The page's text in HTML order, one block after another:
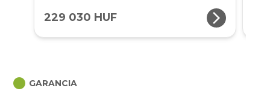
229 030 HUF arrow_forward_ios
circle GARANCIA